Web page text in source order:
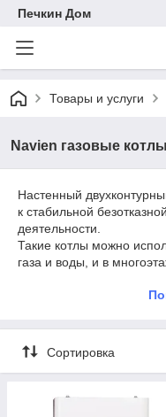
Печкин Дом
Товары и услуги
Navien газовые
Настенный
к стабильной
деятельности.
Такие котлы можно
газа и воды, и в
Navien
практически полное
экономии.
Выносная автоматика
комфортную для
Сортировка